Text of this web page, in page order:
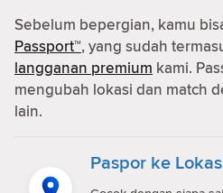
Sebelum bepergian, kamu
Passport™, yang sudah
langganan premium kami.
mengubah lokasi dan match
lain.
Paspor ke